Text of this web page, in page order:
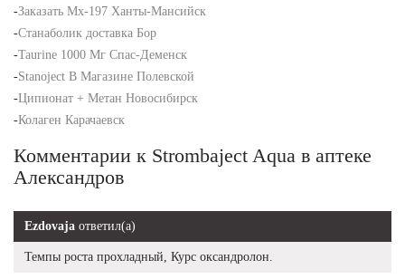
-Заказать Mx-197 Ханты-Мансийск
-Станаболик доставка Бор
-Taurine 1000 Мг Спас-Деменск
-Stanoject В Магазине Полевской
-Ципионат + Метан Новосибирск
-Колаген Карачаевск
Комментарии к Strombaject Aqua в аптеке
Александров
Ezdovaja ответил(а)
Темпы роста прохладный, Курс оксандролон.